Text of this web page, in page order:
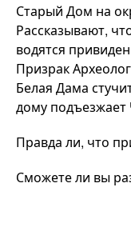
Старый Дом на
Рассказывают,
водятся
Призрак
Белая Дама
дому подъезжает
Правда ли, что
Сможете ли вы